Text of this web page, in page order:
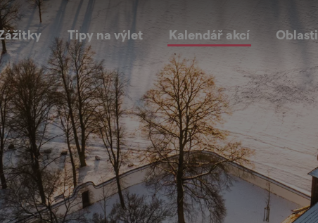
Tipy na výlet Kalendář akcí Oblasti